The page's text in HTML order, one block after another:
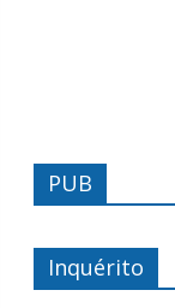
PUB
Inquérito